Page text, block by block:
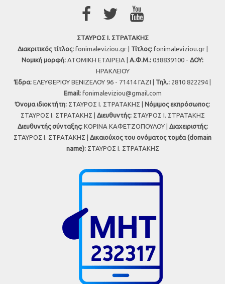
ΣΤΑΥΡΟΣ Ι. ΣΤΡΑΤΑΚΗΣ
Διακριτικός τίτλος:fonimaleviziou.gr | Τίτλος:fonimaleviziou.gr |
Νομική μορφή: ΑΤΟΜΙΚΗ ΕΤΑΙΡΕΙΑ | Α.Φ.Μ.: 038839100 - ΔΟΥ:
ΗΡΑΚΛΕΙΟΥ
Έδρα: ΕΛΕΥΘΕΡΙΟΥ ΒΕΝΙΖΕΛΟΥ 96 - 71414 ΓΑΖΙ | Τηλ.: 2810 822294 |
Εmail: fonimaleviziou@gmail.com
Όνομα ιδιοκτήτη: ΣΤΑΥΡΟΣ Ι. ΣΤΡΑΤΑΚΗΣ | Νόμιμος εκπρόσωπος:
ΣΤΑΥΡΟΣ Ι. ΣΤΡΑΤΑΚΗΣ | Διευθυντής:ΣΤΑΥΡΟΣ Ι. ΣΤΡΑΤΑΚΗΣ
Διευθυντής σύνταξης:ΚΟΡΙΝΑ ΚΑΦΕΤΖΟΠΟΥΛΟΥ | Διαχειριστής:
ΣΤΑΥΡΟΣ Ι. ΣΤΡΑΤΑΚΗΣ | Δικαιούχος του ονόματος τομέα (domain
name):ΣΤΑΥΡΟΣ Ι. ΣΤΡΑΤΑΚΗΣ